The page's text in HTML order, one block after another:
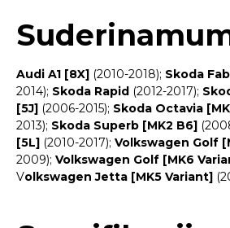
Audi A1 [8X] (2010-2018); Skoda
2014); Skoda Rapid (2012-2017);
[5J] (2006-2015); Skoda Octavia
2013); Skoda Superb [MK2 B6]
[5L] (2010-2017); Volkswagen Golf
2009); Volkswagen Golf [MK6
Volkswagen Jetta [MK5 Variant]